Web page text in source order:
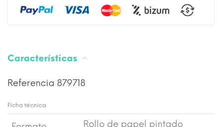
Características
Referencia 879718
Ficha técnica
Rollo de papel pintado